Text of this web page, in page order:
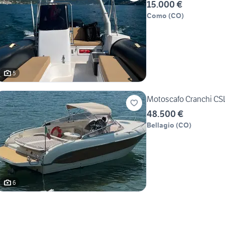
5
15.000 €
Como (CO)
6
Motoscafo Cranchi
48.500 €
Bellagio (CO)